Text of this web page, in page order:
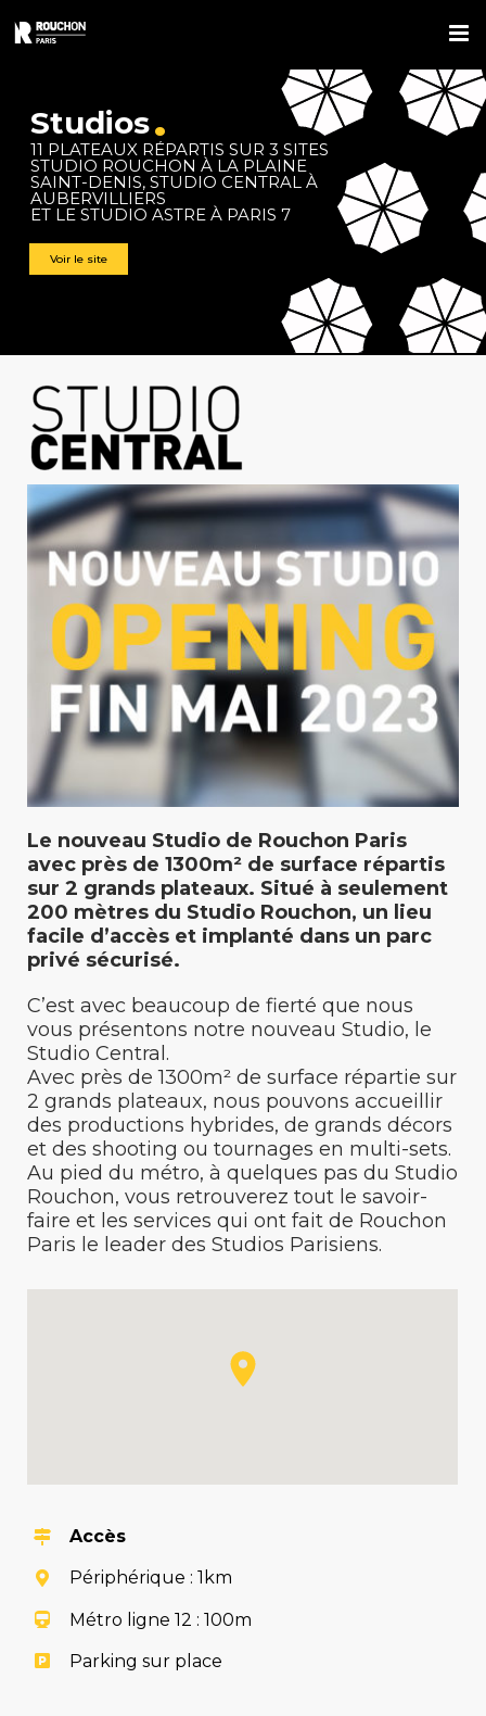
au
contenu
Voir le site
.
Studios
11 PLATEAUX RÉPARTIS SUR 3 SITES
STUDIO ROUCHON À LA PLAINE
SAINT-DENIS, STUDIO CENTRAL À
AUBERVILLIERS
ET LE STUDIO ASTRE À PARIS 7
Le nouveau Studio de Rouchon Paris
avec près de 1300m² de surface répartis
sur 2 grands plateaux. Situé à seulement
200 mètres du Studio Rouchon, un lieu
facile d’accès et implanté dans un parc
privé sécurisé.
C’est avec beaucoup de fierté que nous
vous présentons notre nouveau Studio, le
Studio Central.
Avec près de 1300m² de surface répartie sur
2 grands plateaux, nous pouvons accueillir
des productions hybrides, de grands décors
et des shooting ou tournages en multi-sets.
Au pied du métro, à quelques pas du Studio
Rouchon, vous retrouverez tout le savoir-
faire et les services qui ont fait de Rouchon
Paris le leader des Studios Parisiens.
Accès
Périphérique : 1km
Métro ligne 12 : 100m
Parking sur place